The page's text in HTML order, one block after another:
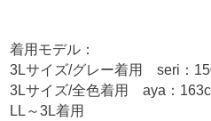
着用モデル：
3Lサイズ/グレー着用 seri：
3Lサイズ/全色着用 aya：
LL～3L着用